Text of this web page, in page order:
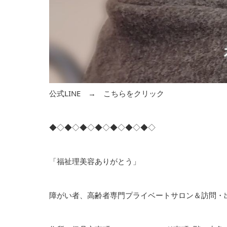
公式LINE → こちらをクリック
◆◇◆◇◆◇◆◇◆◇◆◇◆◇
「福祉理美容ありがとう」
障がい者、高齢者専門プライベートサロン＆訪問・